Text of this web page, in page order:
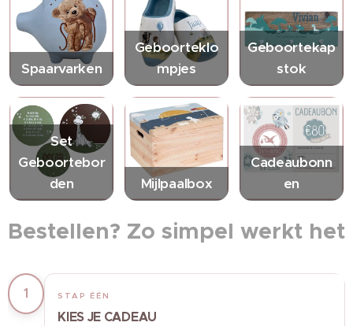
Spaarvarken
Geboorteklo
mpjes
Geboortekap
stok
Set
Geboortebor
den
Mijlpaalbox
Cadeaubonn
en
Bestellen? Zo simpel werkt het
1 STAP ÉÉN
KIES JE CADEAU